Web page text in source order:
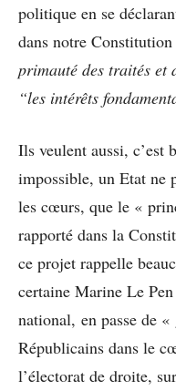
politique en se
dans notre
primauté des traités et
“les intérêts
Ils veulent aussi, c’est
impossible, un Etat ne
les cœurs, que le «
rapporté dans la
ce projet rappelle
certaine Marine Le
national, en passe de
Républicains dans le
l’électorat de droite,